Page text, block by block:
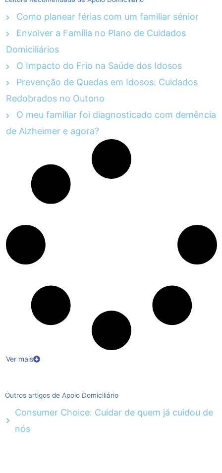
Como planear férias com um familiar sénior
Envolver a Família no Plano de Cuidados
Domiciliários
O Impacto do Frio na Saúde dos Idosos
Prevenção de Quedas em Idosos: Cuidados
Redobrados no Outono
O meu familiar foi diagnosticado com demência
de Alzheimer e agora?
Ver mais
Outros artigos de Apoio Domiciliário
Consumer Choice: Cuidar de quem já cuidou de
nós